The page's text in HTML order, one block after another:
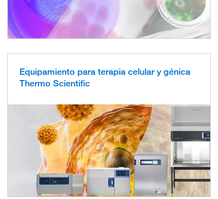
Equipamiento para terapia celular y génica
Thermo Scientific